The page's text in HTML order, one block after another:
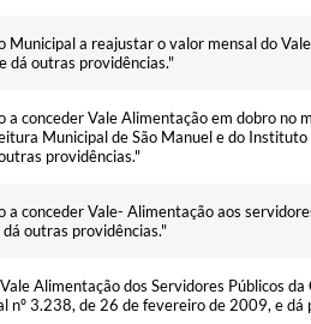
Municipal a reajustar o valor mensal do
dá outras providências."
a conceder Vale Alimentação em dobro no
Municipal de São Manuel e do
providências."
a conceder Vale- Alimentação aos
outras providências."
Alimentação dos Servidores Públicos
nº 3.238, de 26 de fevereiro de 2009, e dá